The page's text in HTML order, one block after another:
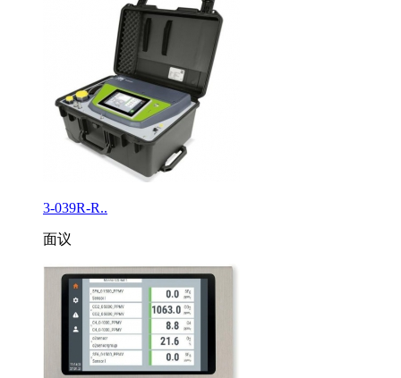
3-039R-R..
面议